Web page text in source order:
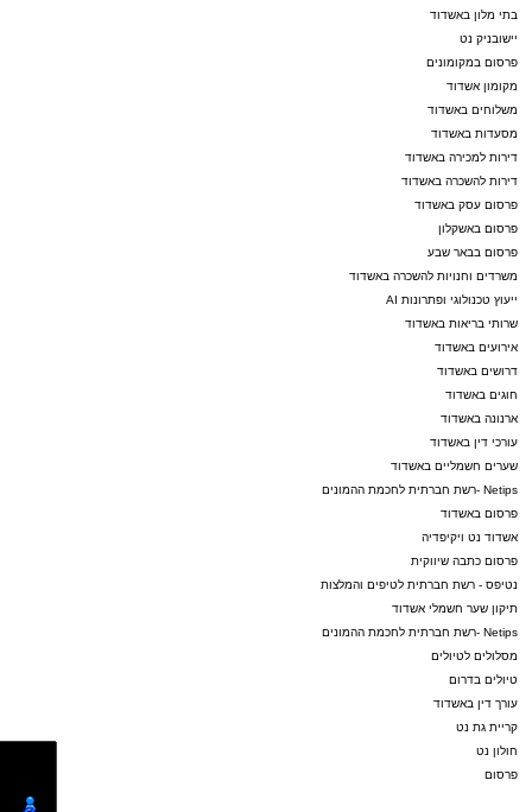
בתי מלון באשדוד
יישובניק נט
פרסום במקומונים
מקומון אשדוד
משלוחים באשדוד
מסעדות באשדוד
דירות למכירה באשדוד
דירות להשכרה באשדוד
פרסום עסק באשדוד
פרסום באשקלון
פרסום בבאר שבע
משרדים וחנויות להשכרה באשדוד
ייעוץ טכנולוגי ופתרונות AI
שרותי בריאות באשדוד
אירועים באשדוד
דרושים באשדוד
חוגים באשדוד
ארנונה באשדוד
עורכי דין באשדוד
שערים חשמליים באשדוד
Netips -רשת חברתית לחכמת ההמונים
פרסום באשדוד
אשדוד נט ויקיפדיה
פרסום כתבה שיווקית
נטיפס - רשת חברתית לטיפים והמלצות
תיקון שער חשמלי אשדוד
Netips -רשת חברתית לחכמת ההמונים
מסלולים לטיולים
טיולים בדרום
עורך דין באשדוד
קריית גת נט
חולון נט
פרסום